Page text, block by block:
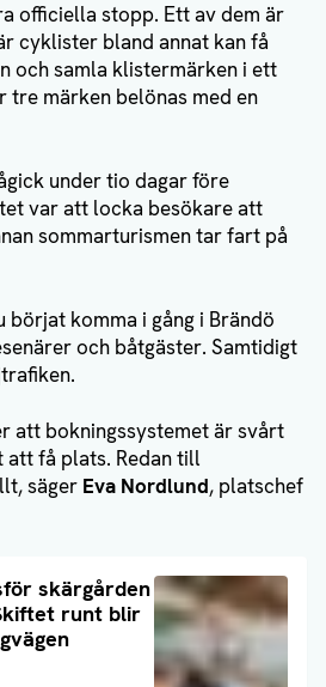
officiella stopp. Ett av dem är
cyklister bland annat kan få
och samla klistermärken i ett
tre märken belönas med en
under tio dagar före
var att locka besökare att
sommarturismen tar fart på
börjat komma i gång i Brändö
och båtgäster. Samtidigt
att bokningssystemet är svårt
få plats. Redan till
säger Eva Nordlund, platschef
skärgården
runt blir